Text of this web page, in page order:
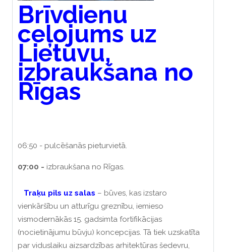
Brīvdienu
ceļojums uz
Lietuvu,
izbraukšana no
Rīgas
06:50 - pulcēšanās pieturvietā.
07:00 - izbraukšana no Rīgas.
Traķu pils uz salas – būves, kas izstaro
vienkāršību un atturīgu greznību, iemieso
vismodernākās 15. gadsimta fortifikācijas
(nocietinājumu būvju) koncepcijas. Tā tiek uzskatīta
par viduslaiku aizsardzības arhitektūras šedevru,